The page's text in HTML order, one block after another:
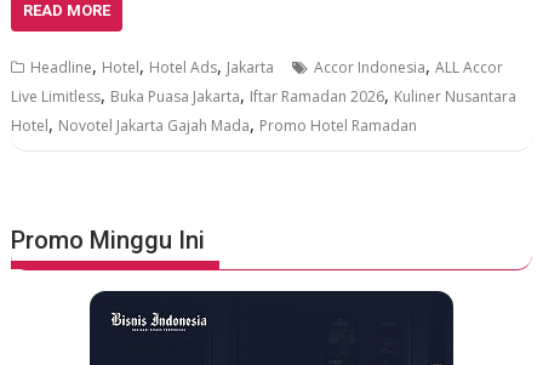
READ MORE
Headline, Hotel, Hotel Ads, Jakarta Accor Indonesia,ALL Accor
Live Limitless, Buka Puasa Jakarta, Iftar Ramadan 2026, Kuliner Nusantara
Hotel, Novotel Jakarta Gajah Mada, Promo Hotel Ramadan
Promo Minggu Ini